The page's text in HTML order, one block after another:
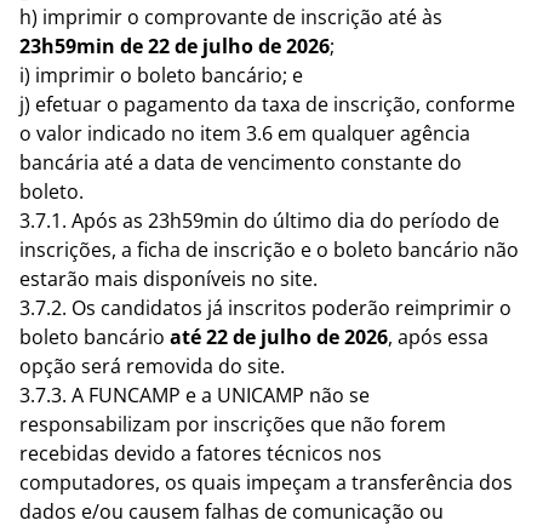
h) imprimir o comprovante de inscrição até às
23h59min de 22 de julho de 2026;
i) imprimir o boleto bancário; e
j) efetuar o pagamento da taxa de inscrição, conforme
o valor indicado no item 3.6 em qualquer agência
bancária até a data de vencimento constante do
boleto.
3.7.1. Após as 23h59min do último dia do período de
inscrições, a ficha de inscrição e o boleto bancário não
estarão mais disponíveis no site.
3.7.2. Os candidatos já inscritos poderão reimprimir o
boleto bancário até 22 de julho de 2026, após essa
opção será removida do site.
3.7.3. A FUNCAMP e a UNICAMP não se
responsabilizam por inscrições que não forem
recebidas devido a fatores técnicos nos
computadores, os quais impeçam a transferência dos
dados e/ou causem falhas de comunicação ou